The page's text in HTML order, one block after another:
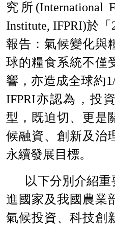
究所 (International
Institute, IFPRI)於「
報告：氣候變化與
球的糧食系統不僅
響，亦造成全球約
IFPRI亦認為，投
型，既迫切、更是
候融資、創新及治
永續發展目標。
以下分別介紹
進國家及我國農業
氣候投資、科技創